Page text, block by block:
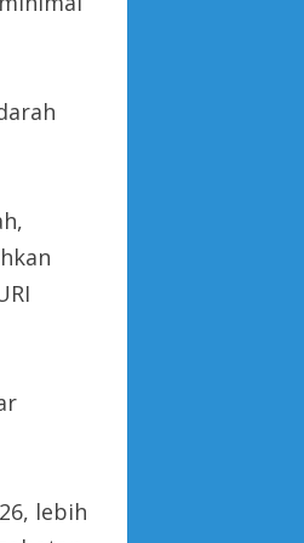
lebih